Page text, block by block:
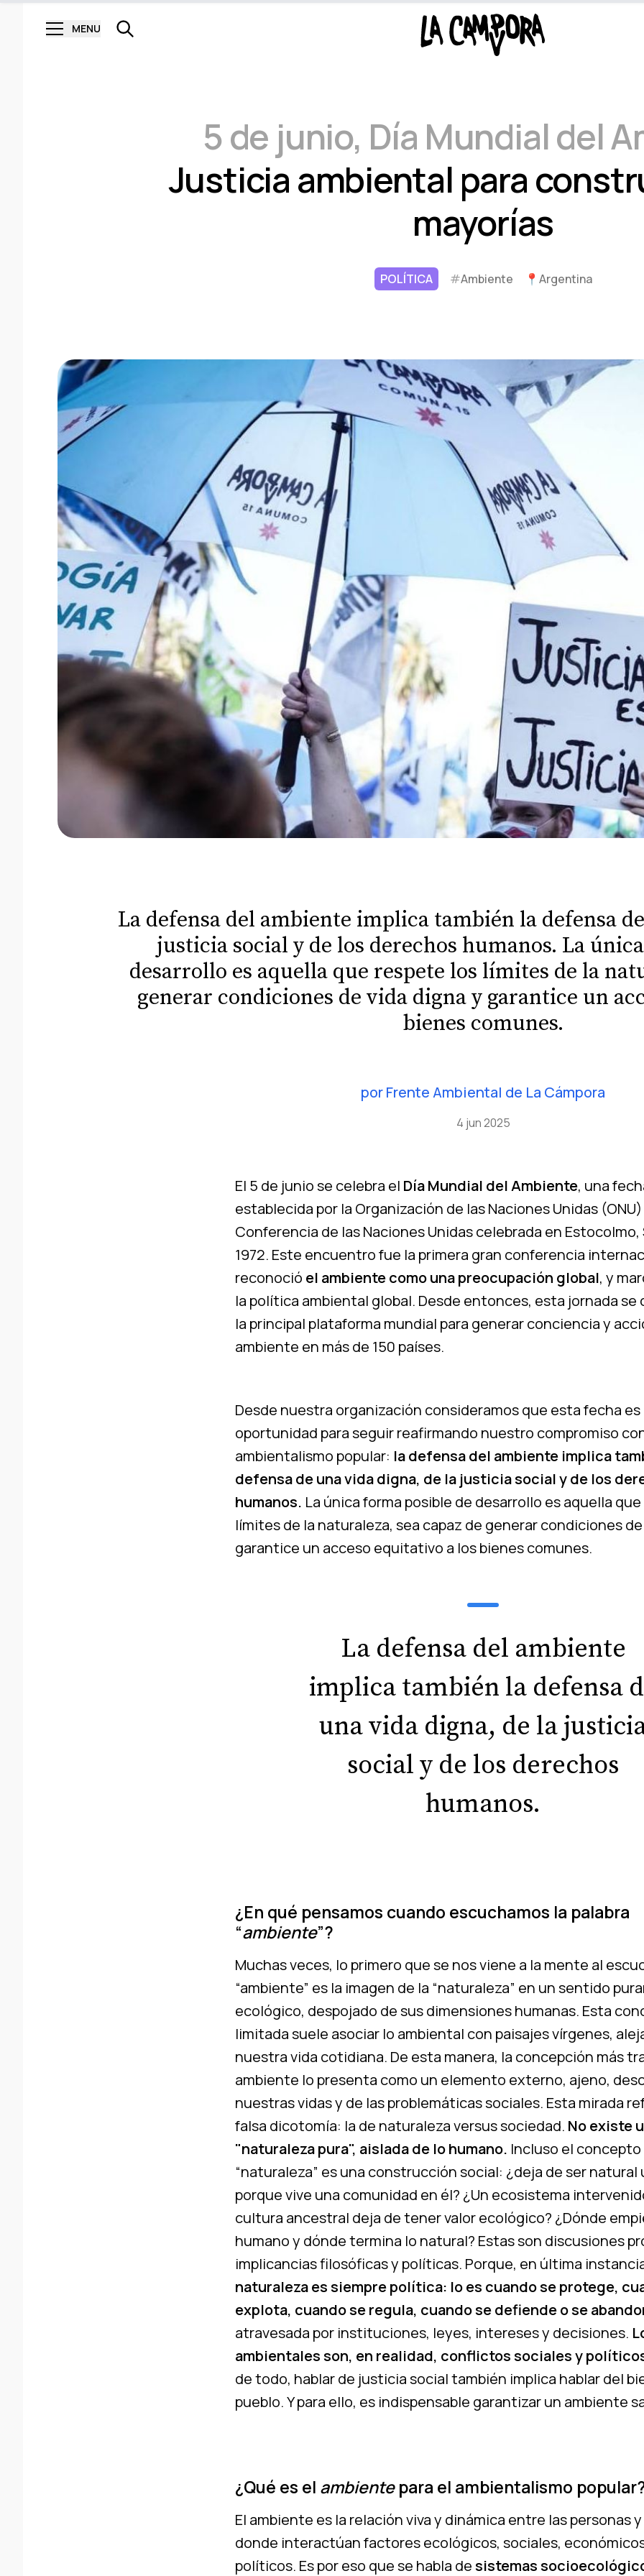
MENU
5 de junio, Día Mundial del
Justicia ambiental para
mayorías
POLÍTICA #Ambiente 📍 Argentina
La defensa del ambiente implica también la defensa
justicia social y de los derechos humanos. La
desarrollo es aquella que respete los límites de la
generar condiciones de vida digna y garantice un
bienes comunes.
porFrente Ambiental de La Cámpora
4 jun 2025
El 5 de junio se celebra el Día Mundial del Ambiente, una
establecida por la Organización de las Naciones Unidas
Conferencia de las Naciones Unidas celebrada en Estocolmo,
1972. Este encuentro fue la primera gran conferencia
reconoció el ambiente como una preocupación global, y
la política ambiental global. Desde entonces, esta jornada se
la principal plataforma mundial para generar conciencia y
ambiente en más de 150 países.
Desde nuestra organización consideramos que esta fecha es
oportunidad para seguir reafirmando nuestro compromiso
ambientalismo popular: la defensa del ambiente implica
defensa de una vida digna, de la justicia social y de los
humanos. La única forma posible de desarrollo es aquella
límites de la naturaleza, sea capaz de generar condiciones
garantice un acceso equitativo a los bienes comunes.
La defensa del ambiente
implica también la defensa
una vida digna, de la
social y de los derechos
humanos.
¿En qué pensamos cuando escuchamos la palabra
“ambiente”?
Muchas veces, lo primero que se nos viene a la mente al
“ambiente” es la imagen de la “naturaleza” en un sentido
ecológico, despojado de sus dimensiones humanas. Esta
limitada suele asociar lo ambiental con paisajes vírgenes,
nuestra vida cotidiana. De esta manera, la concepción más
ambiente lo presenta como un elemento externo, ajeno,
nuestras vidas y de las problemáticas sociales. Esta mirada
falsa dicotomía: la de naturaleza versus sociedad. No existe
"naturaleza pura", aislada de lo humano. Incluso el concepto
“naturaleza” es una construcción social: ¿deja de ser natural
porque vive una comunidad en él? ¿Un ecosistema
cultura ancestral deja de tener valor ecológico? ¿Dónde
humano y dónde termina lo natural? Estas son discusiones
implicancias filosóficas y políticas. Porque, en última
naturaleza es siempre política: lo es cuando se protege,
explota, cuando se regula, cuando se defiende o se
atravesada por instituciones, leyes, intereses y decisiones.
ambientales son, en realidad, conflictos sociales y
de todo, hablar de justicia social también implica hablar del
pueblo. Y para ello, es indispensable garantizar un ambiente
¿Qué es el ambientepara el ambientalismo
El ambiente es la relación viva y dinámica entre las personas
donde interactúan factores ecológicos, sociales,
políticos. Es por eso que se habla desistemas